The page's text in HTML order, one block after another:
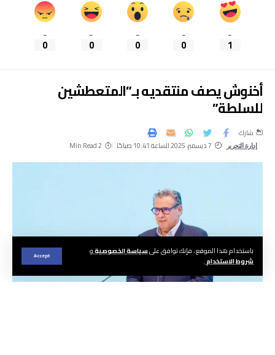
باستخدام هذا الموقع ، فإنك توافق علىسياسة الخصوصيةو
شروط الاستخدام.
Accept
1
0
0
0
0
أخنوش يصف منتقديه بـ”المتعطشين
للسلطة”
إدارة التحرير 7 ديسمبر، 2025 الساعة 10:41 صباحًا 2 Min Read
شارك